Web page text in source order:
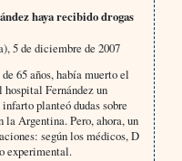
haya recibido drogas
5 de diciembre de 2007
65 años, había muerto el
hospital Fernández un
planteó dudas sobre
la Argentina. Pero, ahora, un
según los médicos, D
experimental.